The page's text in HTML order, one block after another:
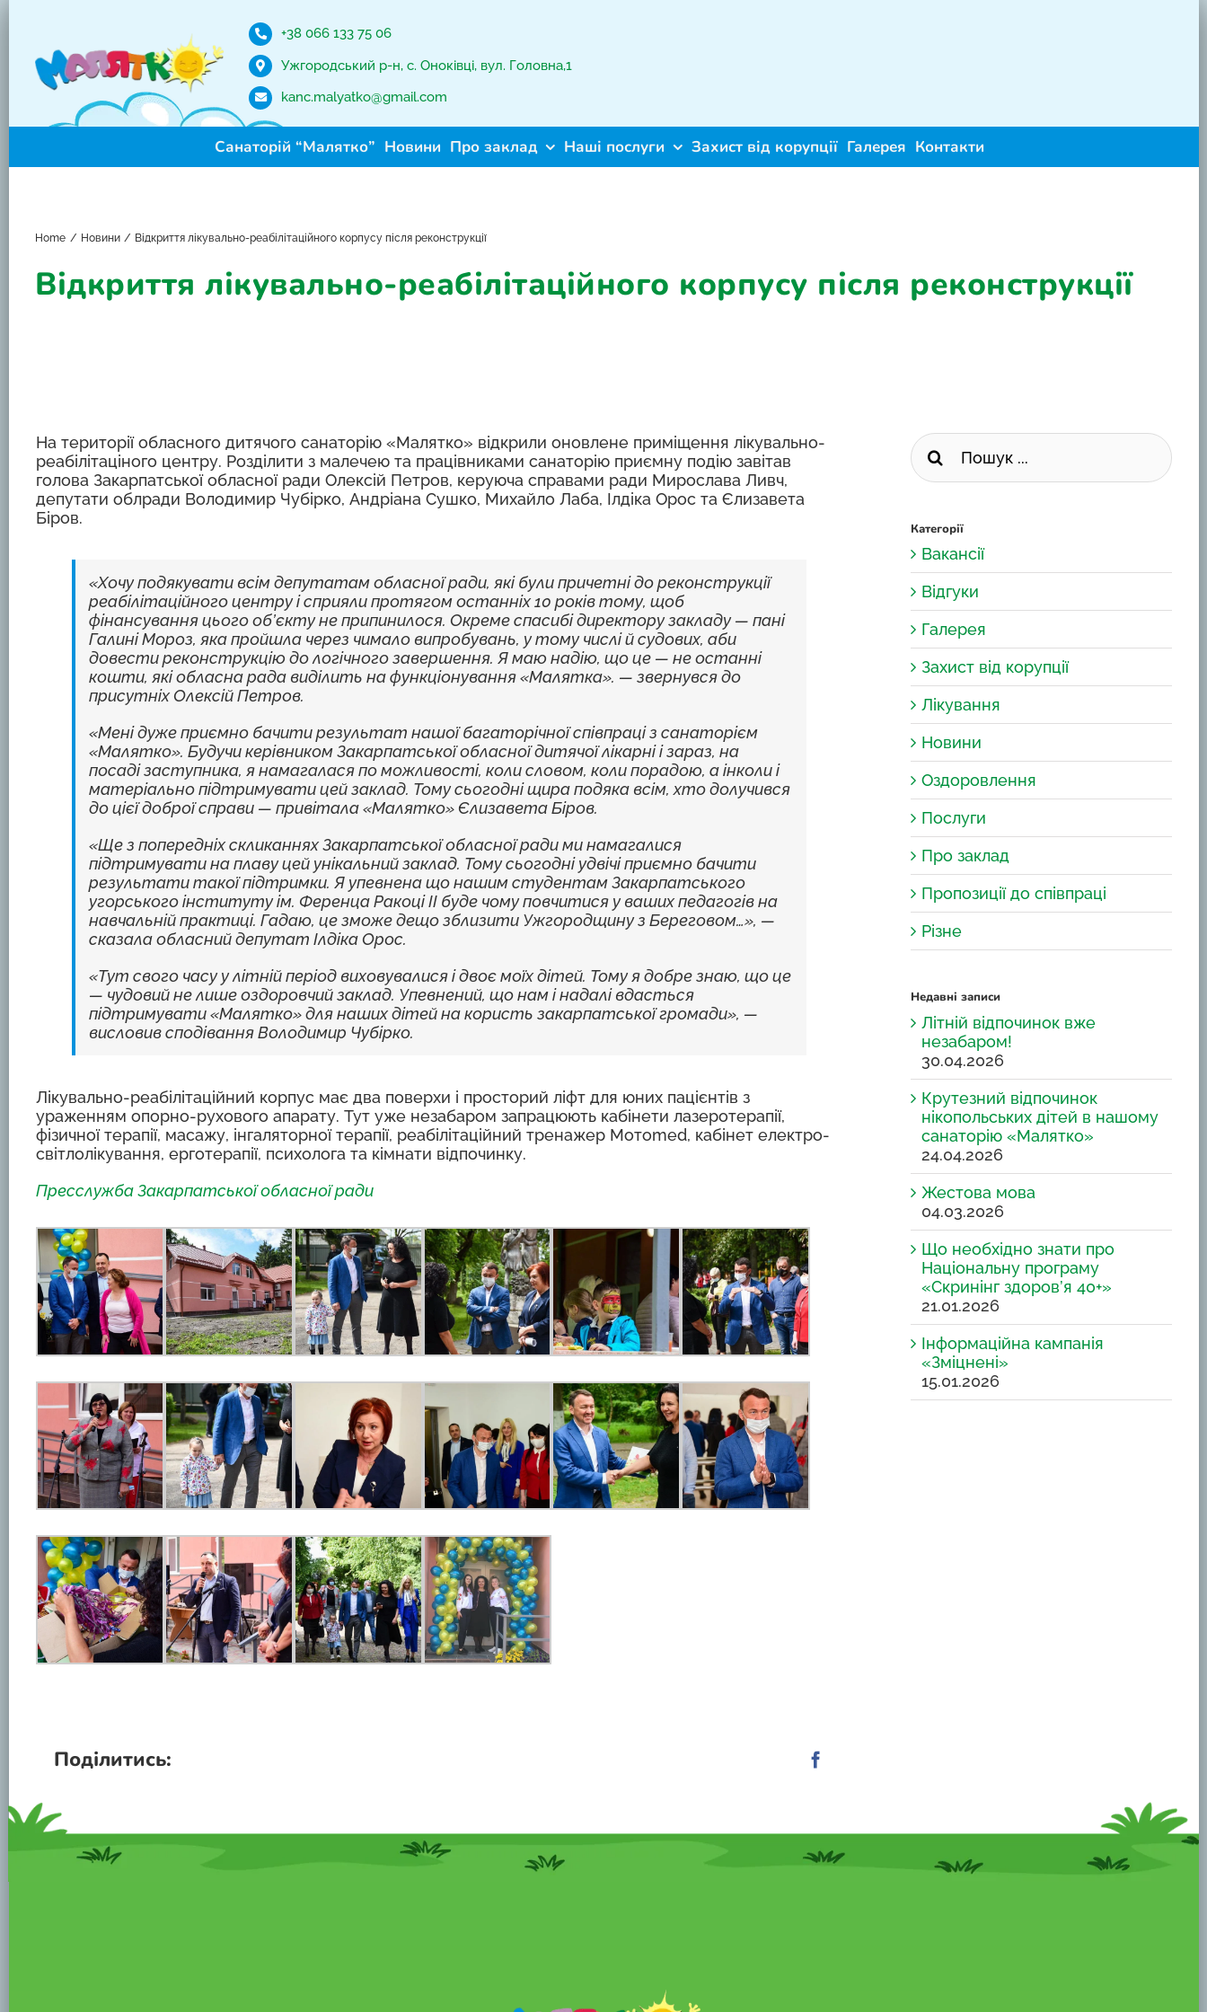
content
+38 066 133 75 06
Ужгородський р-н, с. Оноківці, вул. Головна,1
kanc.malyatko@gmail.com
Санаторій “Малятко” Новини Про заклад Наші послуги Захист від корупції Галерея Контакти
Home Новини Відкриття лікувально-реабілітаційного корпусу після реконструкції
Відкриття лікувально-реабілітаційного корпусу після реконструкції
На території обласного дитячого санаторію «Малятко» відкрили оновлене приміщення лікувально-
реабілітаціного центру. Розділити з малечею та працівниками санаторію приємну подію завітав
голова Закарпатської обласної ради Олексій Петров, керуюча справами ради Мирослава Ливч,
депутати облради Володимир Чубірко, Андріана Сушко, Михайло Лаба, Ілдіка Орос та Єлизавета
Біров.
«Хочу подякувати всім депутатам обласної ради, які були причетні до реконструкції
реабілітаційного центру і сприяли протягом останніх 10 років тому, щоб
фінансування цього об’єкту не припинилося. Окреме спасибі директору закладу — пані
Галині Мороз, яка пройшла через чимало випробувань, у тому числі й судових, аби
довести реконструкцію до логічного завершення. Я маю надію, що це — не останні
кошти, які обласна рада виділить на функціонування «Малятка». — звернувся до
присутніх Олексій Петров.
«Мені дуже приємно бачити результат нашої багаторічної співпраці з санаторієм
«Малятко». Будучи керівником Закарпатської обласної дитячої лікарні і зараз, на
посаді заступника, я намагалася по можливості, коли словом, коли порадою, а інколи і
матеріально підтримувати цей заклад. Тому сьогодні щира подяка всім, хто долучився
до цієї доброї справи — привітала «Малятко» Єлизавета Біров.
«Ще з попередніх скликаннях Закарпатської обласної ради ми намагалися
підтримувати на плаву цей унікальний заклад. Тому сьогодні удвічі приємно бачити
результати такої підтримки. Я упевнена що нашим студентам Закарпатського
угорського інституту ім. Ференца Ракоці ІІ буде чому повчитися у ваших педагогів на
навчальній практиці. Гадаю, це зможе дещо зблизити Ужгородщину з Береговом…», —
сказала обласний депутат Ілдіка Орос.
«Тут свого часу у літній період виховувалися і двоє моїх дітей. Тому я добре знаю, що це
— чудовий не лише оздоровчий заклад. Упевнений, що нам і надалі вдасться
підтримувати «Малятко» для наших дітей на користь закарпатської громади», —
висловив сподівання Володимир Чубірко.
Лікувально-реабілітаційний корпус має два поверхи і просторий ліфт для юних пацієнтів з
ураженням опорно-рухового апарату. Тут уже незабаром запрацюють кабінети лазеротерапії,
фізичної терапії, масажу, інгаляторної терапії, реабілітаційний тренажер Мотоmed, кабінет електро-
світлолікування, ерготерапії, психолога та кімнати відпочинку.
Пресслужба Закарпатської обласної ради
Поділитись:
Пошук
...
Категорії
Вакансії
Відгуки
Галерея
Захист від корупції
Лікування
Новини
Оздоровлення
Послуги
Про заклад
Пропозиції до співпраці
Різне
Недавні записи
Літній відпочинок вже
незабаром!
30.04.2026
Крутезний відпочинок
нікопольських дітей в нашому
санаторію «Малятко»
24.04.2026
Жестова мова
04.03.2026
Що необхідно знати про
Національну програму
«Скринінг здоров’я 40+»
21.01.2026
Інформаційна кампанія
«Зміцнені»
15.01.2026